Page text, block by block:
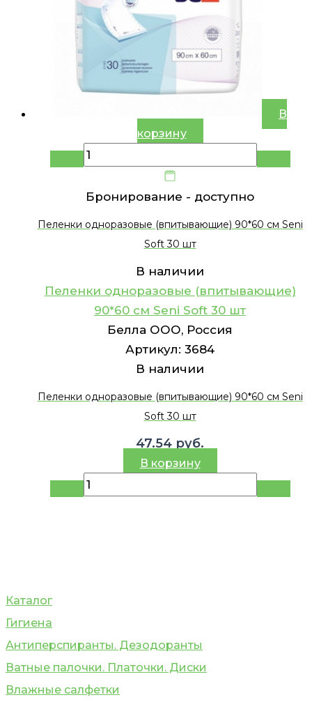
Каталог
Гигиена
Антиперспиранты. Дезодоранты
Ватные палочки. Платочки. Диски
Влажные салфетки
В
корзину
Бронирование - доступно
Пеленки одноразовые (впитывающие) 90*60 см Seni
Soft 30 шт
В наличии
Пеленки одноразовые (впитывающие)
90*60 см Seni Soft 30 шт
Белла ООО, Россия
Артикул: 3684
В наличии
Пеленки одноразовые (впитывающие) 90*60 см Seni
Soft 30 шт
47.54 руб.
В корзину